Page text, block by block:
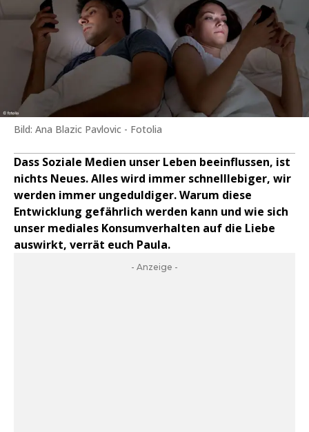
Bild: Ana Blazic Pavlovic - Fotolia
Dass Soziale Medien unser Leben beeinflussen, ist
nichts Neues. Alles wird immer schnelllebiger, wir
werden immer ungeduldiger. Warum diese
Entwicklung gefährlich werden kann und wie sich
unser mediales Konsumverhalten auf die Liebe
auswirkt, verrät euch Paula.
- Anzeige -